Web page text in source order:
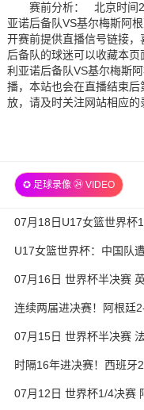
赛前分析： 北京时间
亚诺后备队VS基尔梅斯阿
开赛前提供直播信号链接
后备队的球迷可以收藏本
利亚诺后备队VS基尔梅斯
播，本站也会在直播结束
放，请及时关注网站相应的
✪ 足球录像 ㉔ VIDEO
07月18日U17女篮世界杯
U17女篮世界杯：中国队
07月16日 世界杯半决赛
连续两届进决赛！阿根廷
07月15日 世界杯半决赛
时隔16年进决赛！西班牙
07月12日 世界杯1/4决赛